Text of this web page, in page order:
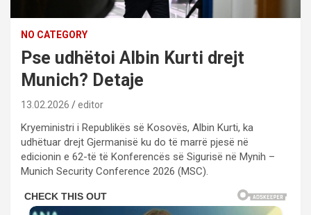
NO CATEGORY
Pse udhëtoi Albin Kurti drejt
Munich? Detaje
13.02.2026 editor
Kryeministri i Republikës së Kosovës, Albin Kurti, ka
udhëtuar drejt Gjermanisë ku do të marrë pjesë në
edicionin e 62-të të Konferencës së Sigurisë në Mynih –
Munich Security Conference 2026 (MSC).